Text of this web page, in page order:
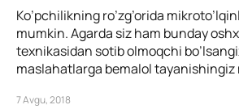
Ko’pchilikning ro’zg’orida
mumkin. Agarda siz ham bunday
texnikasidan sotib olmoqchi
maslahatlarga bemalol tayanishingiz
7 Avgu, 2018